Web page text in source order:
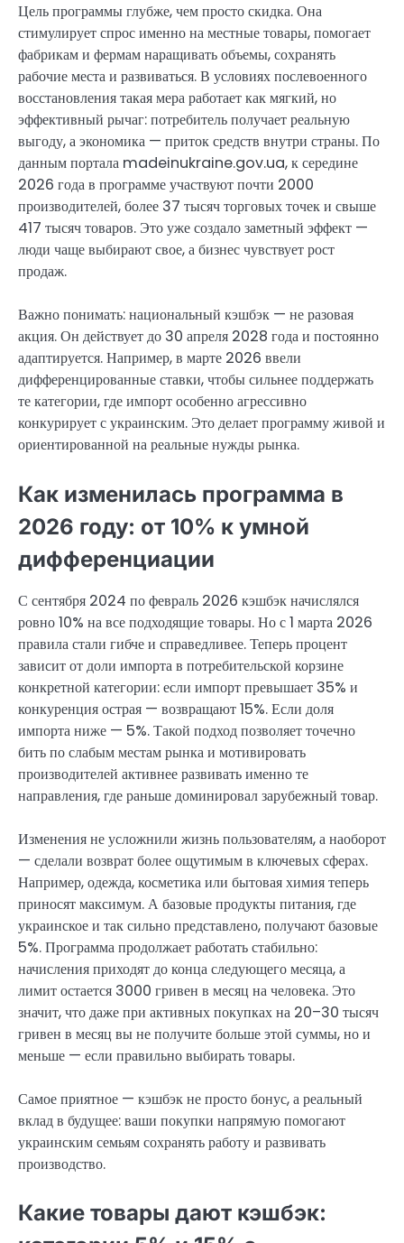
Цель программы глубже, чем просто скидка. Она
стимулирует спрос именно на местные товары, помогает
фабрикам и фермам наращивать объемы, сохранять
рабочие места и развиваться. В условиях послевоенного
восстановления такая мера работает как мягкий, но
эффективный рычаг: потребитель получает реальную
выгоду, а экономика — приток средств внутри страны. По
данным портала madeinukraine.gov.ua, к середине
2026 года в программе участвуют почти 2000
производителей, более 37 тысяч торговых точек и свыше
417 тысяч товаров. Это уже создало заметный эффект —
люди чаще выбирают свое, а бизнес чувствует рост
продаж.
Важно понимать: национальный кэшбэк — не разовая
акция. Он действует до 30 апреля 2028 года и постоянно
адаптируется. Например, в марте 2026 ввели
дифференцированные ставки, чтобы сильнее поддержать
те категории, где импорт особенно агрессивно
конкурирует с украинским. Это делает программу живой и
ориентированной на реальные нужды рынка.
Как изменилась программа в
2026 году: от 10% к умной
дифференциации
С сентября 2024 по февраль 2026 кэшбэк начислялся
ровно 10% на все подходящие товары. Но с 1 марта 2026
правила стали гибче и справедливее. Теперь процент
зависит от доли импорта в потребительской корзине
конкретной категории: если импорт превышает 35% и
конкуренция острая — возвращают 15%. Если доля
импорта ниже — 5%. Такой подход позволяет точечно
бить по слабым местам рынка и мотивировать
производителей активнее развивать именно те
направления, где раньше доминировал зарубежный товар.
Изменения не усложнили жизнь пользователям, а наоборот
— сделали возврат более ощутимым в ключевых сферах.
Например, одежда, косметика или бытовая химия теперь
приносят максимум. А базовые продукты питания, где
украинское и так сильно представлено, получают базовые
5%. Программа продолжает работать стабильно:
начисления приходят до конца следующего месяца, а
лимит остается 3000 гривен в месяц на человека. Это
значит, что даже при активных покупках на 20–30 тысяч
гривен в месяц вы не получите больше этой суммы, но и
меньше — если правильно выбирать товары.
Самое приятное — кэшбэк не просто бонус, а реальный
вклад в будущее: ваши покупки напрямую помогают
украинским семьям сохранять работу и развивать
производство.
Какие товары дают кэшбэк: